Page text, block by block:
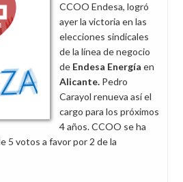
CCOO Endesa, logró
ayer la victoria en las
elecciones sindicales
de la línea de negocio
de Endesa Energía en
Alicante. Pedro
Carayol renueva así el
cargo para los próximos
4 años. CCOO se ha
5 votos a favor por 2 de la